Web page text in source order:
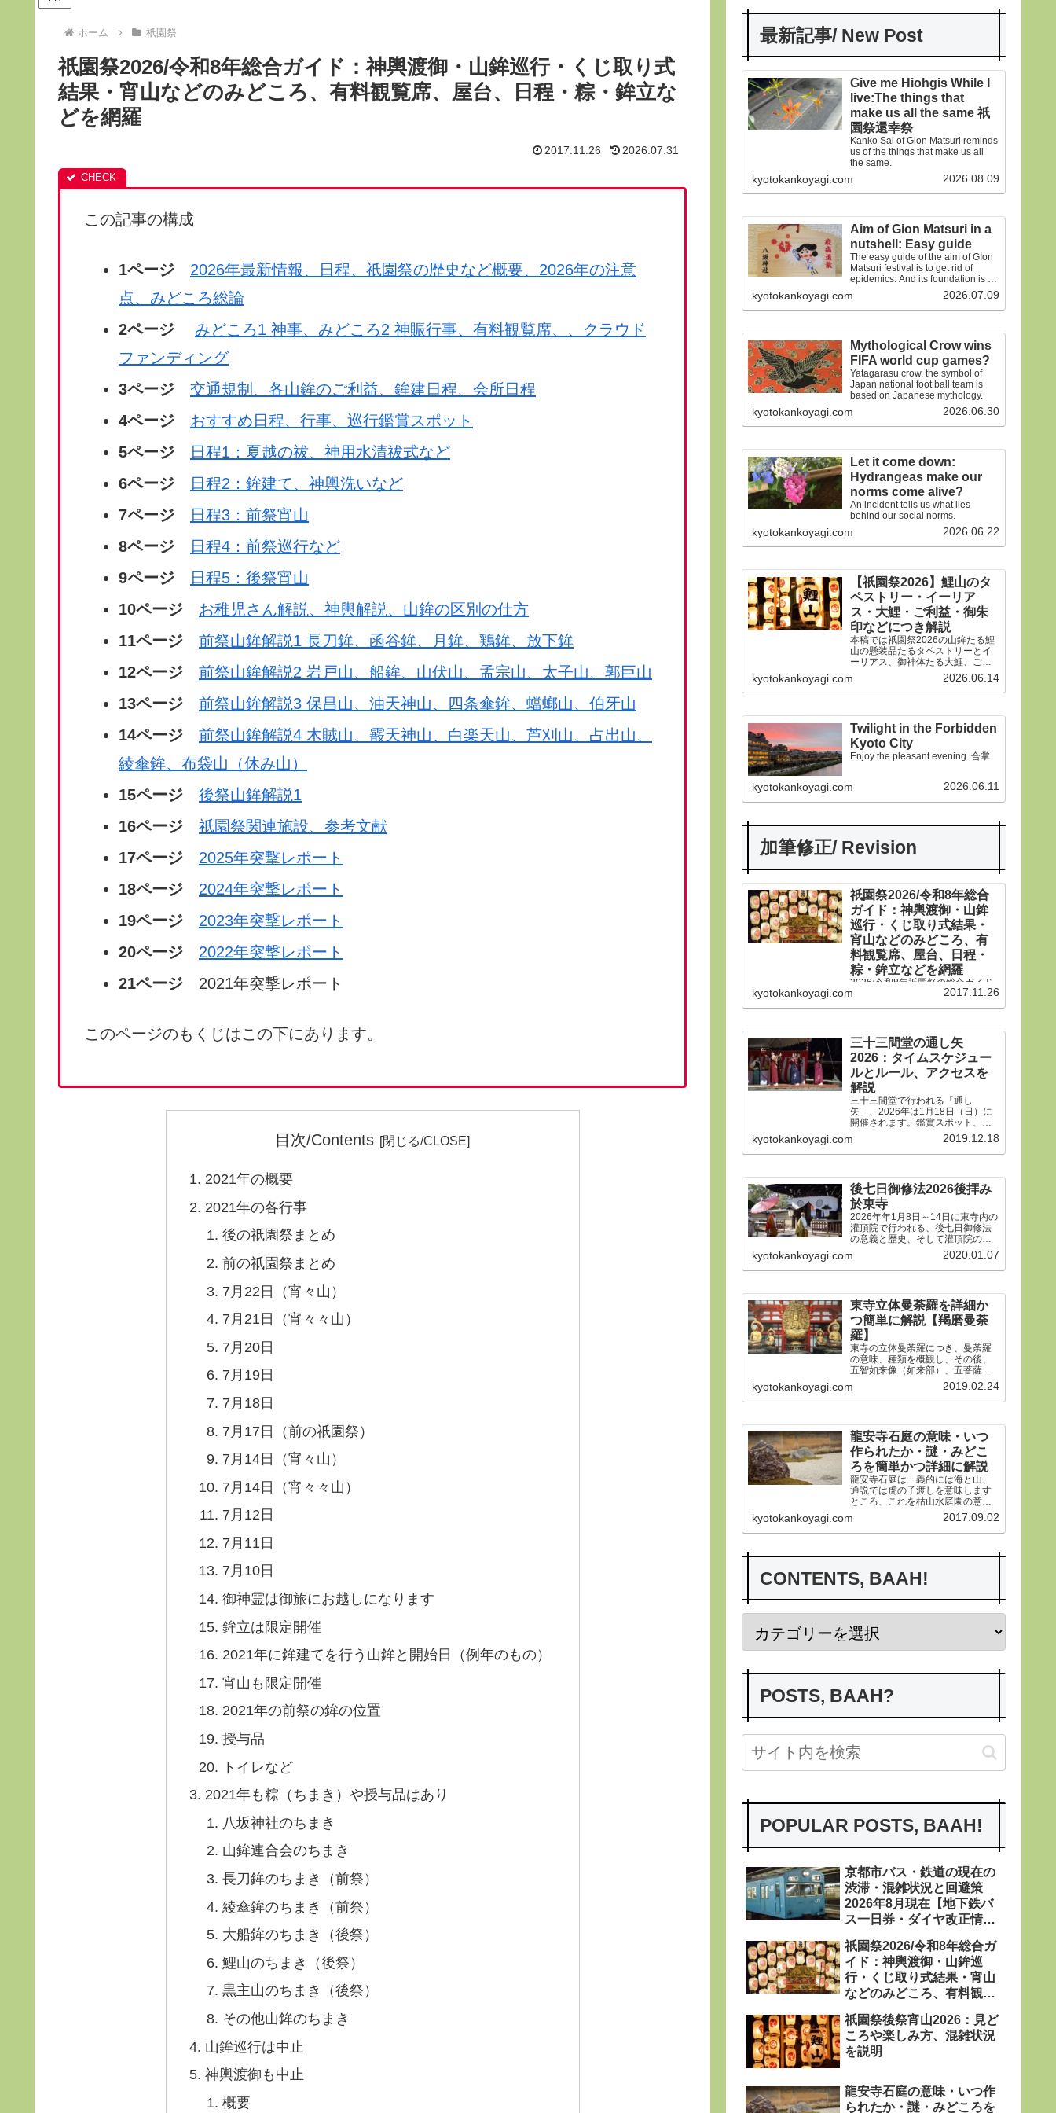
ホーム 祇園祭
祇園祭2026/令和8年総合ガイド：神輿渡御・山鉾巡行・くじ取り式
結果・宵山などのみどころ、有料観覧席、屋台、日程・粽・鉾立な
どを網羅
2017.11.26 2026.07.31
この記事の構成
1ページ
2026年最新情報、日程、祇園祭の歴史など概要、2026年の注意
点、みどころ総論
2ページ みどころ1 神事、みどころ2 神賑行事、有料観覧席、、クラウド
ファンディング
3ページ 交通規制、各山鉾のご利益、鉾建日程、会所日程
4ページ おすすめ日程、行事、巡行鑑賞スポット
5ページ
日程1：夏越の祓、神用水清祓式など
6ページ
日程2：鉾建て、神輿洗いなど
7ページ
日程3：前祭宵山
8ページ
日程4：前祭巡行など
9ページ
日程5：後祭宵山
10ページ
お稚児さん解説、神輿解説、山鉾の区別の仕方
11ページ
前祭山鉾解説1 長刀鉾、函谷鉾、月鉾、鶏鉾、放下鉾
12ページ
前祭山鉾解説2 岩戸山、船鉾、山伏山、孟宗山、太子山、郭巨山
13ページ
前祭山鉾解説3 保昌山、油天神山、四条傘鉾、蟷螂山、伯牙山
14ページ
前祭山鉾解説4 木賊山、霰天神山、白楽天山、芦刈山、占出山、
綾傘鉾、布袋山（休み山）
15ページ
後祭山鉾解説1
16ページ
祇園祭関連施設、参考文献
17ページ
2025年突撃レポート
18ページ
2024年突撃レポート
19ページ
2023年突撃レポート
20ページ
2022年突撃レポート
21ページ 2021年突撃レポート
このページのもくじはこの下にあります。
目次/Contents
2021年の概要
2021年の各行事
後の祇園祭まとめ
前の祇園祭まとめ
7月22日（宵々山）
7月21日（宵々々山）
7月20日
7月19日
7月18日
7月17日（前の祇園祭）
7月14日（宵々山）
7月14日（宵々々山）
7月12日
7月11日
7月10日
御神霊は御旅にお越しになります
鉾立は限定開催
2021年に鉾建てを行う山鉾と開始日（例年のもの）
宵山も限定開催
2021年の前祭の鉾の位置
授与品
トイレなど
2021年も粽（ちまき）や授与品はあり
八坂神社のちまき
山鉾連合会のちまき
長刀鉾のちまき（前祭）
綾傘鉾のちまき（前祭）
大船鉾のちまき（後祭）
鯉山のちまき（後祭）
黒主山のちまき（後祭）
その他山鉾のちまき
山鉾巡行は中止
神輿渡御も中止
概要
最新記事/ New Post
Give me Hiohgis While I
live:The things that
make us all the same 祇
園祭還幸祭
Kanko Sai of Gion Matsuri reminds
us of the things that make us all
the same.
kyotokankoyagi.com 2026.08.09
Aim of Gion Matsuri in a
nutshell: Easy guide
The easy guide of the aim of GIon
Matsuri festival is to get rid of
epidemics. And its foundation is on
kyotokankoyagi.com 2026.07.09
Mythological Crow wins
FIFA world cup games?
Yatagarasu crow, the symbol of
Japan national foot ball team is
based on Japanese mythology.
kyotokankoyagi.com 2026.06.30
Let it come down:
Hydrangeas make our
norms come alive?
An incident tells us what lies
behind our social norms.
kyotokankoyagi.com 2026.06.22
【祇園祭2026】鯉山のタ
ペストリー・イーリア
ス・大鯉・ご利益・御朱
印などにつき解説
本稿では祇園祭2026の山鉾たる鯉
山の懸装品たるタペストリーとイ
ーリアス、御神体たる大鯉、ご利
益、御朱印などにつき詳細に解説
申しあげます。合掌
kyotokankoyagi.com 2026.06.14
Twilight in the Forbidden
Kyoto City
Enjoy the pleasant evening. 合掌
kyotokankoyagi.com 2026.06.11
加筆修正/ Revision
祇園祭2026/令和8年総合
ガイド：神輿渡御・山鉾
巡行・くじ取り式結果・
宵山などのみどころ、有
料観覧席、屋台、日程・
粽・鉾立などを網羅
2026/令和8年祇園祭の総合ガイド
です。本年は神輿渡御、山鉾巡
行・神輿渡御などの行事の日程、
生稚児や久世駒形稚児、各山鉾や
御朱印、屋台や歩行者天国や交通
規制などのおすすめ情報です。
kyotokankoyagi.com 2017.11.26
三十三間堂の通し矢
2026：タイムスケジュー
ルとルール、アクセスを
解説
三十三間堂で行われる「通し
矢」、2026年は1月18日（日）に
開催されます。鑑賞スポット、タ
イムスケジュール、ルールや歴
史、そして三十三間堂の概要、ア
クセス方法などをご紹介します。
kyotokankoyagi.com 2019.12.18
後七日御修法2026後拝み
於東寺
2026年年1月8日～14日に東寺内の
灌頂院で行われる、後七日御修法
の意義と歴史、そして灌頂院の内
部で何をするのかを解説した後、
14日の「後拝み」での灌頂院参拝
方法などをご紹介します。合掌。
kyotokankoyagi.com 2020.01.07
東寺立体曼荼羅を詳細か
つ簡単に解説【羯磨曼荼
羅】
東寺の立体曼荼羅につき、曼荼羅
の意味、種類を概観し、その後、
五智如来像（如来部）、五菩薩像
（菩薩部）、五大明王像（明王
部）につき、21体すべて、一体ず
つ簡潔にわかりやすく解説しま
kyotokankoyagi.com 2019.02.24
龍安寺石庭の意味・いつ
作られたか・謎・みどこ
ろを簡単かつ詳細に解説
龍安寺石庭は一義的には海と山、
通説では虎の子渡しを意味します
ところ、これを枯山水庭園の意義
から詳らかにします。その後、い
つ作られたかなど龍安寺の歴史や
謎、みどころにつき紹介申し上げ
kyotokankoyagi.com 2017.09.02
CONTENTS, BAAH!
POSTS, BAAH?
POPULAR POSTS, BAAH!
京都市バス・鉄道の現在の
渋滞・混雑状況と回避策
2026年8月現在【地下鉄バ
ス一日券・ダイヤ改正情報
祇園祭2026/令和8年総合ガ
イド：神輿渡御・山鉾巡
行・くじ取り式結果・宵山
などのみどころ、有料観覧
などを網羅
祇園祭後祭宵山2026：見ど
ころや楽しみ方、混雑状況
を説明
龍安寺石庭の意味・いつ作
られたか・謎・みどころを